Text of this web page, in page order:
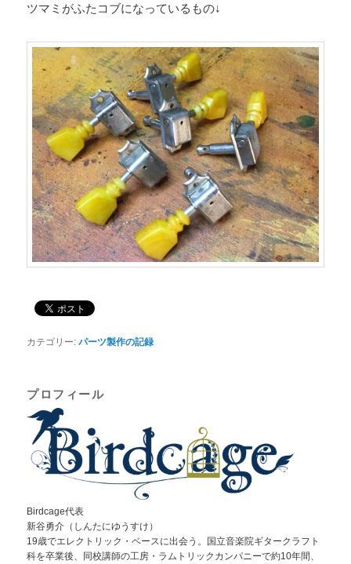
ツマミがふたコブになっているもの↓
カテゴリー: パーツ製作の記録
プロフィール
Birdcage代表
新谷勇介（しんたにゆうすけ）
19歳でエレクトリック・ベースに出会う。国立音楽院ギタークラフト
科を卒業後、同校講師の工房・ラムトリックカンパニーで約10年間、